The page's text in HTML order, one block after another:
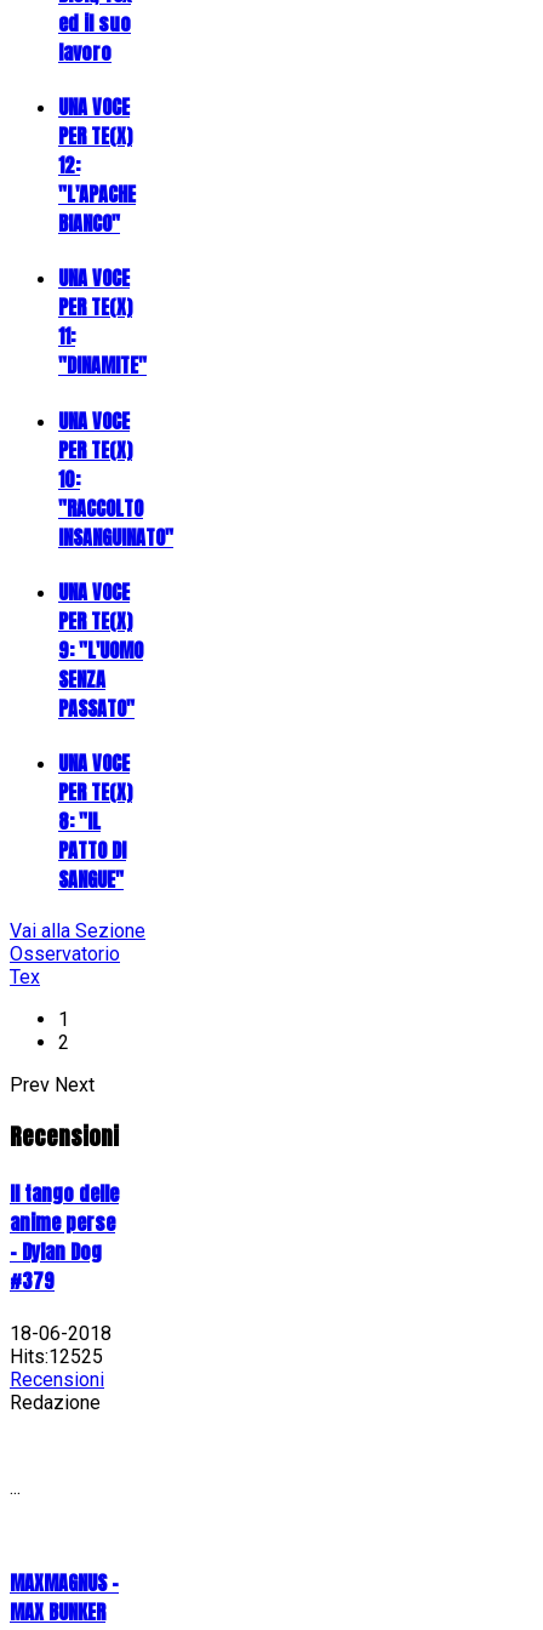
ed il suo
lavoro
UNA VOCE
PER TE(X)
12:
"L'APACHE
BIANCO"
UNA VOCE
PER TE(X)
11:
"DINAMITE"
UNA VOCE
PER TE(X)
10:
"RACCOLTO
INSANGUINATO"
UNA VOCE
PER TE(X)
9: "L'UOMO
SENZA
PASSATO"
UNA VOCE
PER TE(X)
8: "IL
PATTO DI
SANGUE"
Vai alla Sezione
Osservatorio
Tex
1
2
Prev Next
Recensioni
Il tango delle
anime perse
- Dylan Dog
#379
18-06-2018
Hits:12525
Recensioni
Redazione
...
MAXMAGNUS –
MAX BUNKER